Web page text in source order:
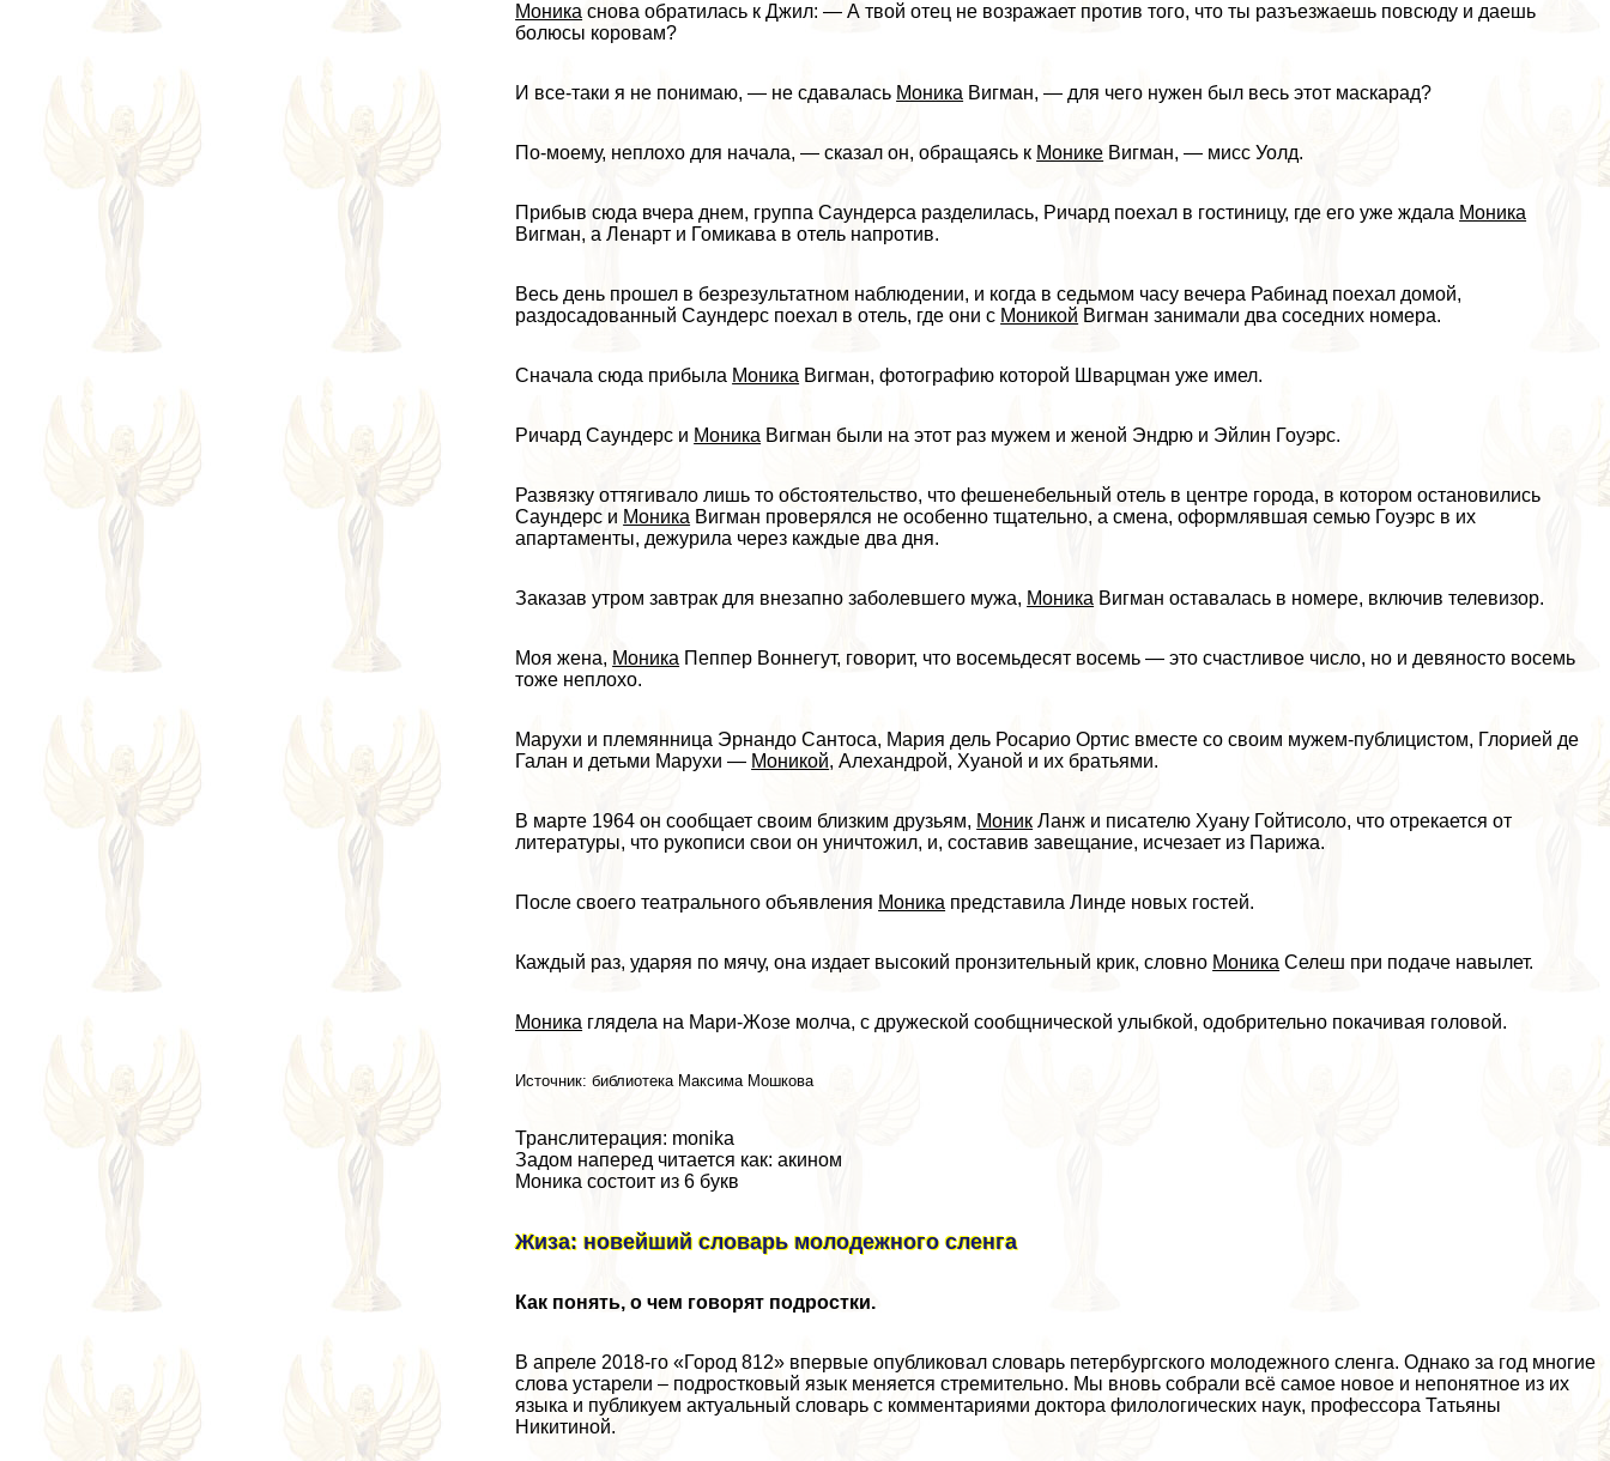
Моника снова обратилась к Джил: — А твой отец не возражает против того, что ты разъезжаешь повсюду и даешь
болюсы коровам?
И все-таки я не понимаю, — не сдавалась Моника Вигман, — для чего нужен был весь этот маскарад?
По-моему, неплохо для начала, — сказал он, обращаясь к Монике Вигман, — мисс Уолд.
Прибыв сюда вчера днем, группа Саундерса разделилась, Ричард поехал в гостиницу, где его уже ждала Моника
Вигман, а Ленарт и Гомикава в отель напротив.
Весь день прошел в безрезультатном наблюдении, и когда в седьмом часу вечера Рабинад поехал домой,
раздосадованный Саундерс поехал в отель, где они с Моникой Вигман занимали два соседних номера.
Сначала сюда прибыла Моника Вигман, фотографию которой Шварцман уже имел.
Ричард Саундерс и Моника Вигман были на этот раз мужем и женой Эндрю и Эйлин Гоуэрс.
Развязку оттягивало лишь то обстоятельство, что фешенебельный отель в центре города, в котором остановились
Саундерс и Моника Вигман проверялся не особенно тщательно, а смена, оформлявшая семью Гоуэрс в их
апартаменты, дежурила через каждые два дня.
Заказав утром завтpaк для внезапно заболевшего мужа, Моника Вигман оставалась в номере, включив телевизор.
Моя жена, Моника Пеппер Воннегут, говорит, что восемьдесят восемь — это счастливое число, но и девяносто восемь
тоже неплохо.
Марухи и племянница Эрнандо Сантоса, Мария дель Росарио Ортис вместе со своим мужем-публицистом, Глорией де
Галан и детьми Марухи — Моникой, Алехандрой, Хуаной и их братьями.
В марте 1964 он сообщает своим близким друзьям, Моник Ланж и писателю Хуану Гойтисоло, что отрекается от
литературы, что рукописи свои он уничтожил, и, составив завещание, исчезает из Парижа.
После своего театрального объявления Моника представила Линде новых гостей.
Каждый раз, ударяя по мячу, она издает высокий пронзительный крик, словно Моника Селеш при подаче навылет.
Моника глядела на Мари-Жозе молча, с дружеской сообщнической улыбкой, одобрительно покачивая головой.
Источник: библиотека Максима Мошкова
Транслитерация: monika
Задом наперед читается как: акином
Моника состоит из 6 букв
Жиза: новейший словарь молодежного сленга
Как понять, о чем говорят подростки.
В апреле 2018-го «Город 812» впервые опубликовал словарь петербургского молодежного сленга. Однако за год многие
слова устарели – подростковый язык меняется стремительно. Мы вновь собрали всё самое новое и непонятное из их
языка и публикуем актуальный словарь с комментариями доктора филологических наук, профессора Татьяны
Никитиной.